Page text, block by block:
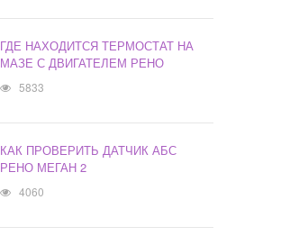
ГДЕ НАХОДИТСЯ ТЕРМОСТАТ НА
МАЗЕ С ДВИГАТЕЛЕМ РЕНО
5833
КАК ПРОВЕРИТЬ ДАТЧИК АБС
РЕНО МЕГАН 2
4060